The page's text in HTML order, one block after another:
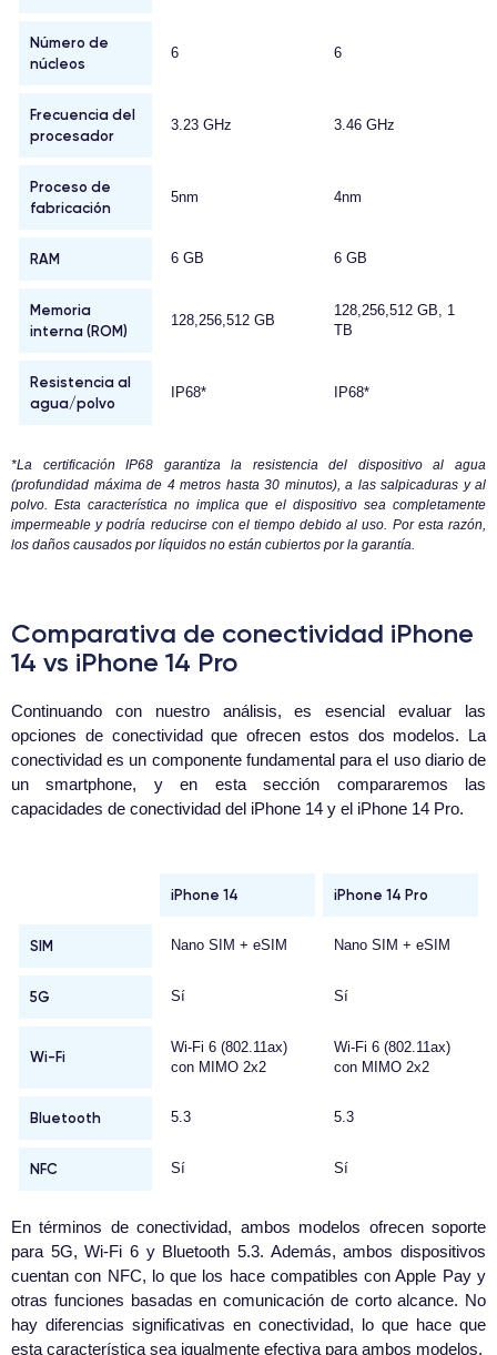
Número de
núcleos
6 6
Frecuencia del
procesador
3.23 GHz 3.46 GHz
Proceso de
fabricación
5nm 4nm
RAM 6 GB 6 GB
Memoria
interna (ROM)
128,256,512 GB
128,256,512 GB, 1
TB
Resistencia al
agua/polvo
IP68* IP68*
*La certificación IP68 garantiza la resistencia del dispositivo al agua
(profundidad máxima de 4 metros hasta 30 minutos), a las salpicaduras y al
polvo. Esta característica no implica que el dispositivo sea completamente
impermeable y podría reducirse con el tiempo debido al uso. Por esta razón,
los daños causados por líquidos no están cubiertos por la garantía.
Comparativa de conectividad iPhone
14 vs iPhone 14 Pro
Continuando con nuestro análisis, es esencial evaluar las
opciones de conectividad que ofrecen estos dos modelos. La
conectividad es un componente fundamental para el uso diario de
un smartphone, y en esta sección compararemos las
capacidades de conectividad del iPhone 14 y el iPhone 14 Pro.
iPhone 14 iPhone 14 Pro
SIM Nano SIM + eSIM Nano SIM + eSIM
5G Sí Sí
Wi-Fi
Wi-Fi 6 (802.11ax)
con MIMO 2x2
Wi-Fi 6 (802.11ax)
con MIMO 2x2
Bluetooth 5.3 5.3
NFC Sí Sí
En términos de conectividad, ambos modelos ofrecen soporte
para 5G, Wi-Fi 6 y Bluetooth 5.3. Además, ambos dispositivos
cuentan con NFC, lo que los hace compatibles con Apple Pay y
otras funciones basadas en comunicación de corto alcance. No
hay diferencias significativas en conectividad, lo que hace que
esta característica sea igualmente efectiva para ambos modelos.